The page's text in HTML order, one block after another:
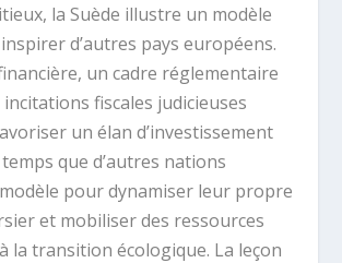
la Suède illustre un modèle
d’autres pays européens.
un cadre réglementaire
fiscales judicieuses
un élan d’investissement
que d’autres nations
pour dynamiser leur propre
et mobiliser des ressources
la transition écologique. La leçon